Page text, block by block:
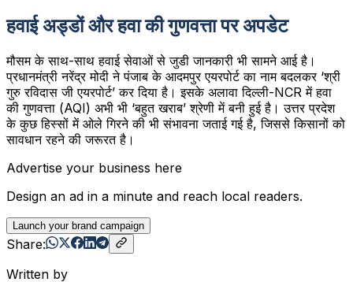
हवाई अड्डों और हवा की गुणवत्ता पर अपडेट
मौसम के साथ-साथ हवाई सेवाओं से जुडी जानकारी भी सामने आई है।
प्रधानमंत्री नरेंद्र मोदी ने पंजाब के आदमपुर एयरपोर्ट का नाम बदलकर ‘श्री
गुरु रविदास जी एयरपोर्ट’ कर दिया है। इसके अलावा दिल्ली-NCR में हवा
की गुणवत्ता (AQI) अभी भी ‘बहुत खराब’ श्रेणी में बनी हुई है। उत्तर प्रदेश
के कुछ हिस्सों में ओले गिरने की भी संभावना जताई गई है, जिससे किसानों को
सावधान रहने की जरूरत है।
Advertise your business here
Design an ad in a minute and reach local readers.
Launch your brand campaign
Share:
Written by